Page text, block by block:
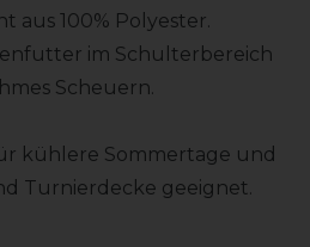
aus 100% Polyester.
im Schulterbereich
Scheuern.
kühlere Sommertage und
Turnierdecke geeignet.